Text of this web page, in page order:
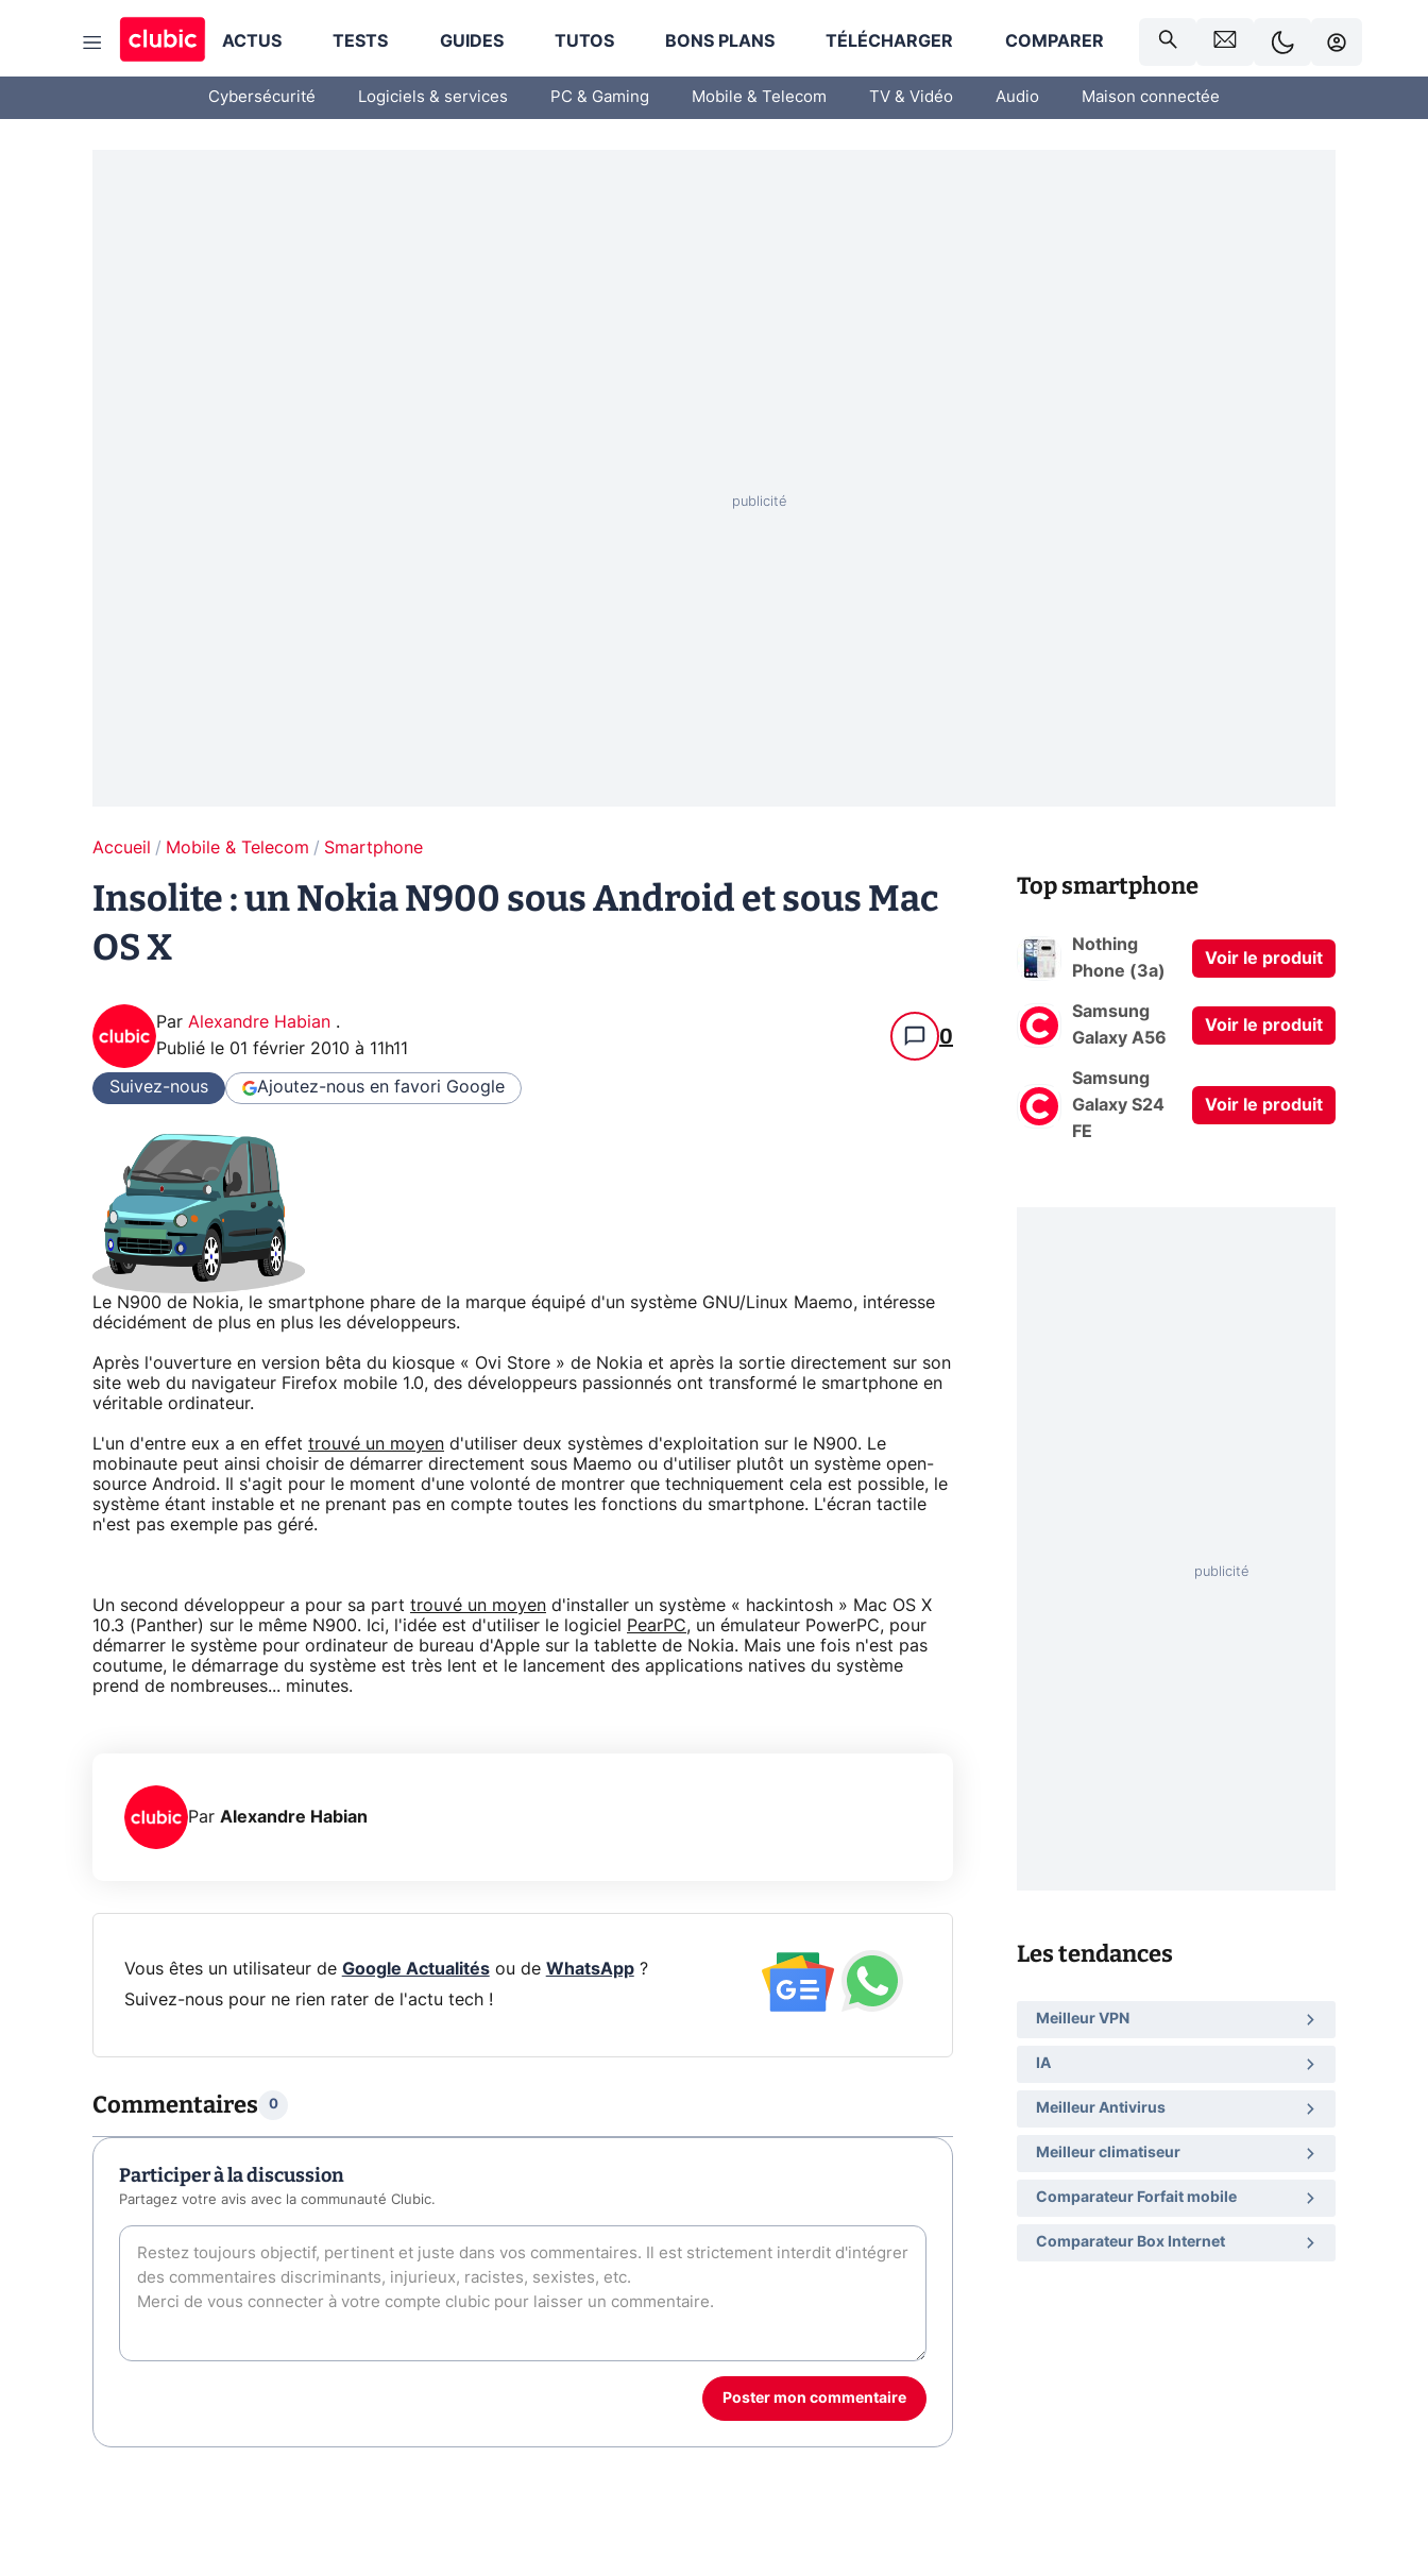
ACTUS TESTS GUIDES TUTOS BONS PLANS TÉLÉCHARGER COMPARER
Cybersécurité Logiciels & services PC & Gaming Mobile & Telecom TV & Vidéo Audio Maison connectée
Accueil Mobile & Telecom Smartphone
Insolite : un Nokia N900 sous Android et sous Mac
OS X
Par Alexandre Habian .
Publié le 01 février 2010 à 11h11 0
Suivez-nous Ajoutez-nous en favori Google
Le N900 de Nokia, le smartphone phare de la marque équipé d'un système GNU/Linux Maemo, intéresse
décidément de plus en plus les développeurs.
Après l'ouverture en version bêta du kiosque « Ovi Store » de Nokia et après la sortie directement sur son
site web du navigateur Firefox mobile 1.0, des développeurs passionnés ont transformé le smartphone en
véritable ordinateur.
L'un d'entre eux a en effet trouvé un moyen d'utiliser deux systèmes d'exploitation sur le N900. Le
mobinaute peut ainsi choisir de démarrer directement sous Maemo ou d'utiliser plutôt un système open-
source Android. Il s'agit pour le moment d'une volonté de montrer que techniquement cela est possible, le
système étant instable et ne prenant pas en compte toutes les fonctions du smartphone. L'écran tactile
n'est pas exemple pas géré.
Un second développeur a pour sa part trouvé un moyen d'installer un système « hackintosh » Mac OS X
10.3 (Panther) sur le même N900. Ici, l'idée est d'utiliser le logiciel
PearPC, un émulateur PowerPC, pour
démarrer le système pour ordinateur de bureau d'Apple sur la tablette de Nokia. Mais une fois n'est pas
coutume, le démarrage du système est très lent et le lancement des applications natives du système
prend de nombreuses... minutes.
Par Alexandre Habian
Vous êtes un utilisateur de Google Actualitésou de WhatsApp?
Suivez-nous pour ne rien rater de l'actu tech !
Commentaires 0
Participer à la discussion
Partagez votre avis avec la communauté Clubic.
Poster mon commentaire
Top smartphone
Nothing
Phone (3a)
Voir le produit
Samsung
Galaxy A56
Voir le produit
Samsung
Galaxy S24
FE
Voir le produit
Les tendances
Meilleur VPN
IA
Meilleur Antivirus
Meilleur climatiseur
Comparateur Forfait mobile
Comparateur Box Internet